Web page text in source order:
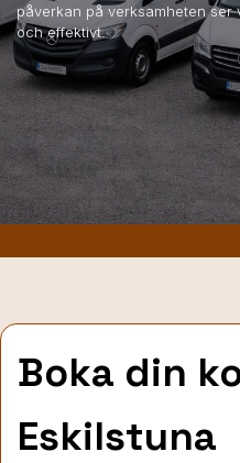
påverkan på verksamheten
och effektivt.
Boka din
Eskilstuna